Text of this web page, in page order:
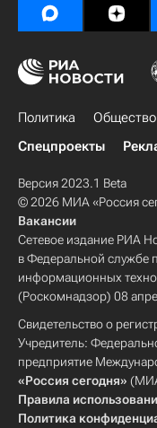
Политика Общество
Спецпроекты
Версия 2023.1 Beta
© 2026 МИА «Россия
Вакансии
Сетевое издание РИА
в Федеральной службе
информационных
(Роскомнадзор) 08
Свидетельство о
Учредитель:
предприятие
«Россия сегодня»
Правила
Политика